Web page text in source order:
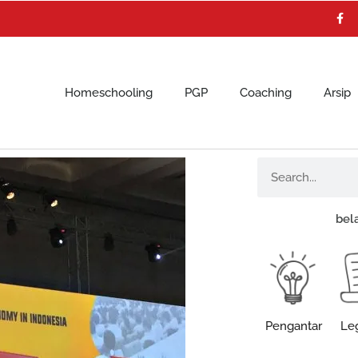
a
c
e
Homeschooling PGP Coaching Arsip
Pengantar